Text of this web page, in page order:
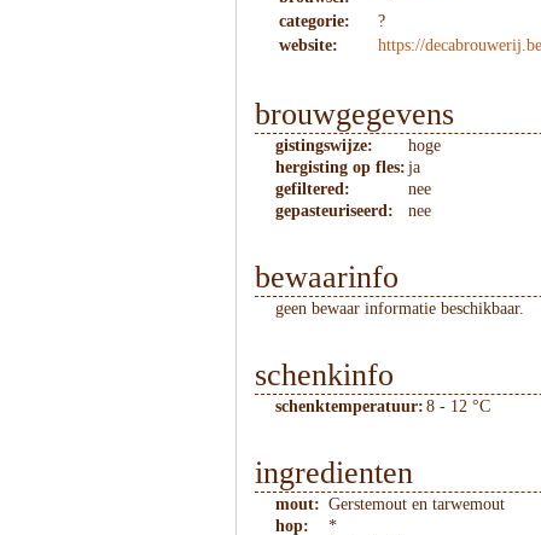
categorie:
?
website:
https://
brouwgegevens
gistingswijze:
hoge
hergisting op fles: ja
gefiltered:
nee
gepasteuriseerd:
nee
bewaarinfo
geen bewaar informatie beschikbaar.
schenkinfo
schenktemperatuur: 8 - 12 °C
ingredienten
mout: Gerstemout en tarwemout
hop:
*